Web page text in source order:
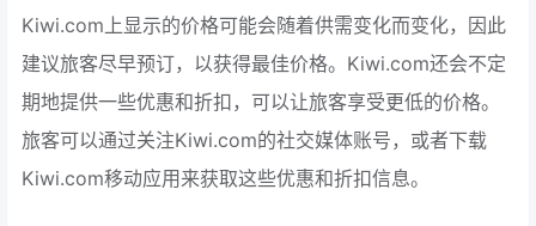
Kiwi.com上显示的价格可能会随着供需变化而变化，因此
建议旅客尽早预订，以获得最佳价格。Kiwi.com还会不定
期地提供一些优惠和折扣，可以让旅客享受更低的价格。
旅客可以通过关注Kiwi.com的社交媒体账号，或者下载
Kiwi.com移动应用来获取这些优惠和折扣信息。